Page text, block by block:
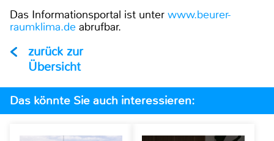
Das Informationsportal ist unter www.beurer-
raumklima.de abrufbar.
zurück zur
Übersicht
Das könnte Sie auch interessieren: